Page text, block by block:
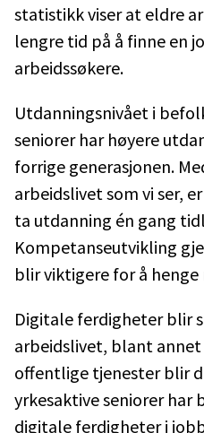
statistikk viser at eldre
lengre tid på å finne en
arbeidssøkere.
Utdanningsnivået i
seniorer har høyere
forrige generasjonen.
arbeidslivet som vi ser,
ta utdanning én gang
Kompetanseutvikling
blir viktigere for å henge
Digitale ferdigheter blir
arbeidslivet, blant
offentlige tjenester blir
yrkesaktive seniorer har
digitale ferdigheter i